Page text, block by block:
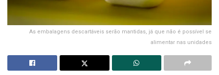
As embalagens descartáveis serão mantidas, já que não é possível se
alimentar nas unidades